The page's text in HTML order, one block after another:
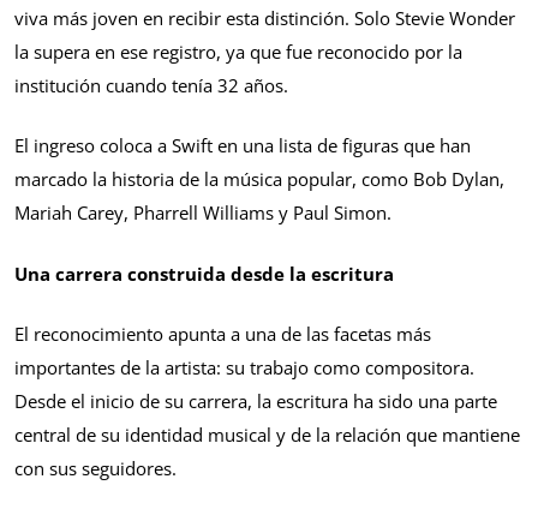
viva más joven en recibir esta distinción. Solo Stevie Wonder
la supera en ese registro, ya que fue reconocido por la
institución cuando tenía 32 años.
El ingreso coloca a Swift en una lista de figuras que han
marcado la historia de la música popular, como Bob Dylan,
Mariah Carey, Pharrell Williams y Paul Simon.
Una carrera construida desde la escritura
El reconocimiento apunta a una de las facetas más
importantes de la artista: su trabajo como compositora.
Desde el inicio de su carrera, la escritura ha sido una parte
central de su identidad musical y de la relación que mantiene
con sus seguidores.